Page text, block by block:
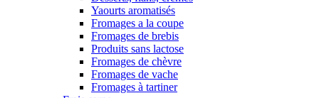
Yaourts aromatisés
Fromages a la coupe
Fromages de brebis
Produits sans lactose
Fromages de chèvre
Fromages de vache
Fromages à tartiner